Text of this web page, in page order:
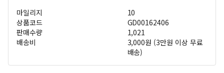
마일리지
10
상품코드
GD00162406
판매수량
1,021
배송비
3,000원 (3만원 이상 무료
배송)